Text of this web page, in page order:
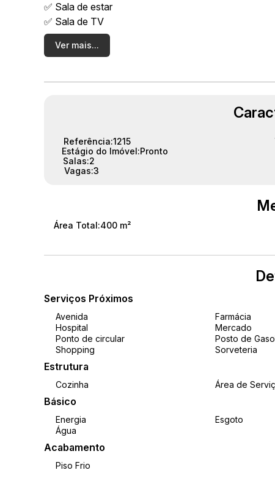
✅ Sala de estar
✅ Sala de TV
✅ Escritório
✅ Cozinha ampla
✅ Piscina
Com ambientes amplos e bem distribuídos, o
residenciais ou comerciais, em uma região de fácil
Valor do aluguel: R$ 8.000,00/mês
📞 Entre em contato para mais informações e
Ver mais...
Referência:1215
Estágio do Imóvel:Pronto
Salas:2
Vagas:3
Área Total:400 m²
Serviços Próximos
Avenida Farmácia
Hospital
Mercado
Ponto de circular
Posto de
Shopping
Sorveteria
Estrutura
Cozinha Área de
Básico
Energia Esgoto
Água
Acabamento
Piso Frio